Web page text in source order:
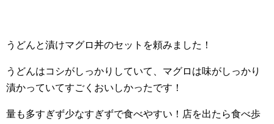
うどんと漬けマグロ丼のセットを頼みました！
うどんはコシがしっかりしていて、マグロは味がしっかり
漬かっていてすごくおいしかったです！
量も多すぎず少なすぎずで食べやすい！店を出たら食べ歩